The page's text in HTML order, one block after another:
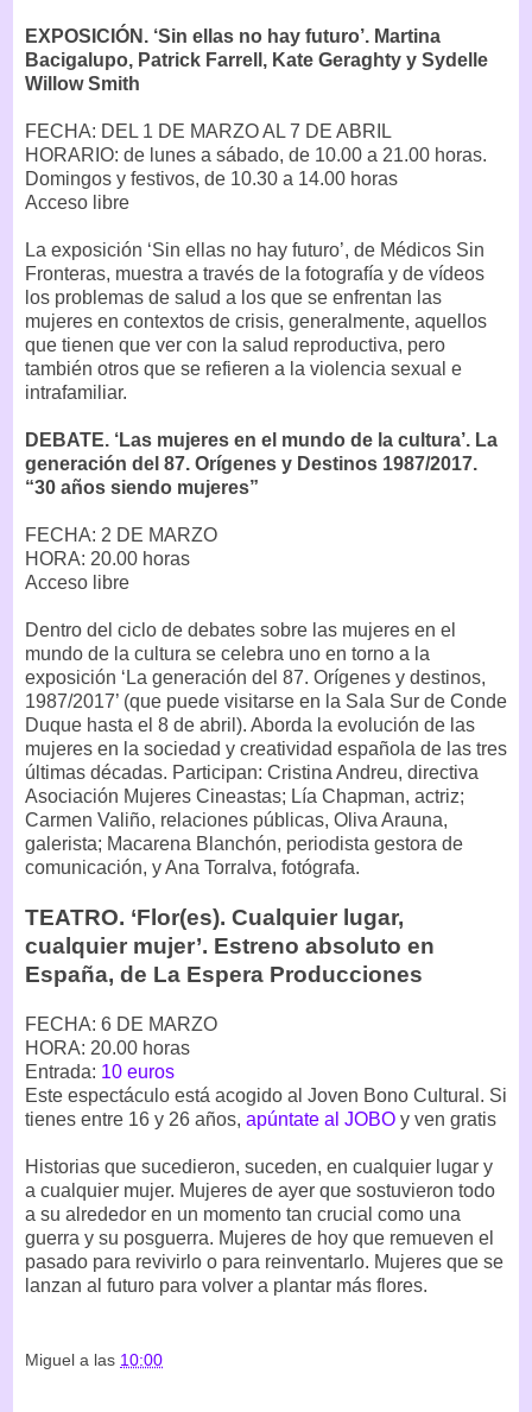
EXPOSICIÓN. ‘Sin ellas no hay futuro’. Martina
Bacigalupo, Patrick Farrell, Kate Geraghty y Sydelle
Willow Smith
FECHA: DEL 1 DE MARZO AL 7 DE ABRIL
HORARIO: de lunes a sábado, de 10.00 a 21.00 horas.
Domingos y festivos, de 10.30 a 14.00 horas
Acceso libre
La exposición ‘Sin ellas no hay futuro’, de Médicos Sin
Fronteras, muestra a través de la fotografía y de vídeos
los problemas de salud a los que se enfrentan las
mujeres en contextos de crisis, generalmente, aquellos
que tienen que ver con la salud reproductiva, pero
también otros que se refieren a la violencia sexual e
intrafamiliar.
DEBATE. ‘Las mujeres en el mundo de la cultura’. La
generación del 87. Orígenes y Destinos 1987/2017.
“30 años siendo mujeres”
FECHA: 2 DE MARZO
HORA: 20.00 horas
Acceso libre
Dentro del ciclo de debates sobre las mujeres en el
mundo de la cultura se celebra uno en torno a la
exposición ‘La generación del 87. Orígenes y destinos,
1987/2017’ (que puede visitarse en la Sala Sur de Conde
Duque hasta el 8 de abril). Aborda la evolución de las
mujeres en la sociedad y creatividad española de las tres
últimas décadas. Participan: Cristina Andreu, directiva
Asociación Mujeres Cineastas; Lía Chapman, actriz;
Carmen Valiño, relaciones públicas, Oliva Arauna,
galerista; Macarena Blanchón, periodista gestora de
comunicación, y Ana Torralva, fotógrafa.
TEATRO. ‘Flor(es). Cualquier lugar,
cualquier mujer’. Estreno absoluto en
España, de La Espera Producciones
FECHA: 6 DE MARZO
HORA: 20.00 horas
Entrada: 10 euros
Este espectáculo está acogido al Joven Bono Cultural. Si
tienes entre 16 y 26 años, apúntate al JOBO y ven gratis
Historias que sucedieron, suceden, en cualquier lugar y
a cualquier mujer. Mujeres de ayer que sostuvieron todo
a su alrededor en un momento tan crucial como una
guerra y su posguerra. Mujeres de hoy que remueven el
pasado para revivirlo o para reinventarlo. Mujeres que se
lanzan al futuro para volver a plantar más flores.
Miguel a las 10:00